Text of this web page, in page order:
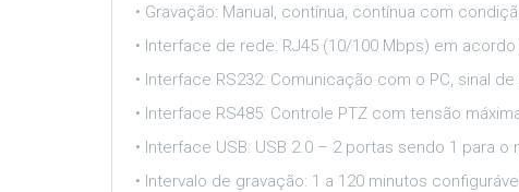
• Gravação: Manual, contínua, contínua com
• Interface de rede: RJ45 (10/100 Mbps) em acordo
• Interface RS232: Comunicação com o PC, sinal
• Interface RS485: Controle PTZ com tensão
• Interface USB: USB 2.0 – 2 portas sendo 1 para o
• Intervalo de gravação: 1 a 120 minutos